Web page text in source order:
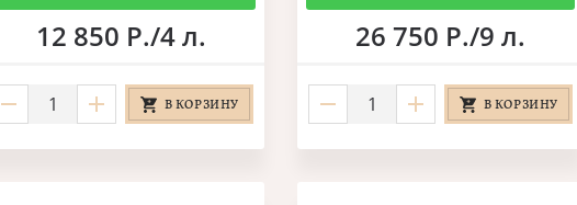
12 850 Р./4 л.
В КОРЗИНУ
26 750 Р./9 л.
В КОРЗИНУ